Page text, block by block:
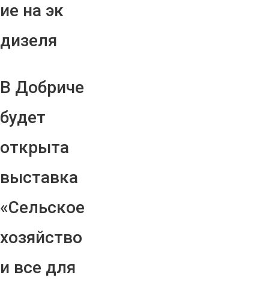
ие на эк
дизеля
В Добриче
будет
открыта
выставка
«Сельское
хозяйство
и все для